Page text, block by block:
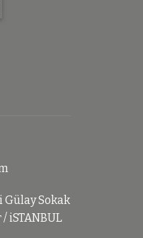
Sokak
iSTANBUL